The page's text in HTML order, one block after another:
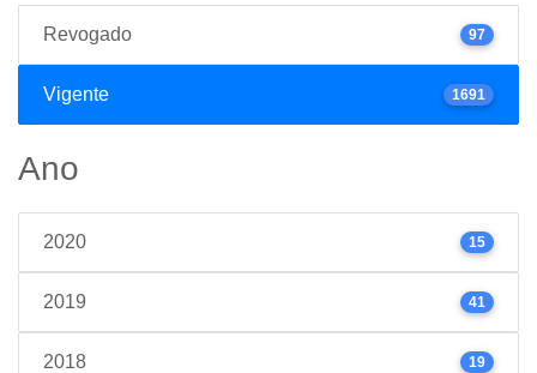
Revogado 97
Vigente 1691
Ano
2020 15
2019 41
2018 19